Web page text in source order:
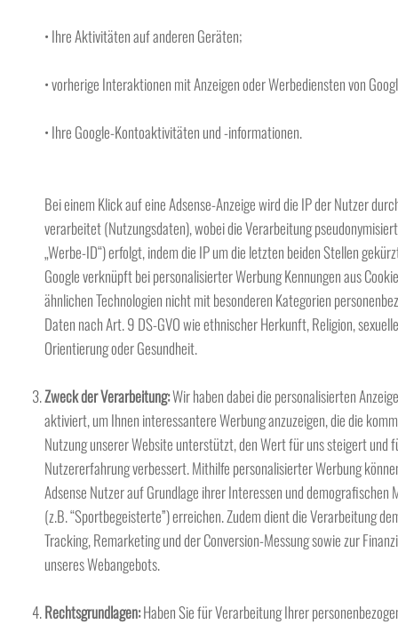
• Ihre Aktivitäten auf anderen Geräten;
• vorherige Interaktionen mit Anzeigen oder Werbediensten von
• Ihre Google-Kontoaktivitäten und -informationen.
Bei einem Klick auf eine Adsense-Anzeige wird die IP der Nutzer
verarbeitet (Nutzungsdaten), wobei die Verarbeitung
„Werbe-ID“) erfolgt, indem die IP um die letzten beiden Stellen
Google verknüpft bei personalisierter Werbung Kennungen aus
ähnlichen Technologien nicht mit besonderen Kategorien
Daten nach Art. 9 DS-GVO wie ethnischer Herkunft, Religion,
Orientierung oder Gesundheit.
Zweck der Verarbeitung:Wir haben dabei die personalisierten
aktiviert, um Ihnen interessantere Werbung anzuzeigen, die die
Nutzung unserer Website unterstützt, den Wert für uns steigert und
Nutzererfahrung verbessert. Mithilfe personalisierter Werbung
Adsense Nutzer auf Grundlage ihrer Interessen und demografischen
(z.B. “Sportbegeisterte”) erreichen. Zudem dient die Verarbeitung
Tracking, Remarketing und der Conversion-Messung sowie zur
unseres Webangebots.
Rechtsgrundlagen:Haben Sie für Verarbeitung Ihrer